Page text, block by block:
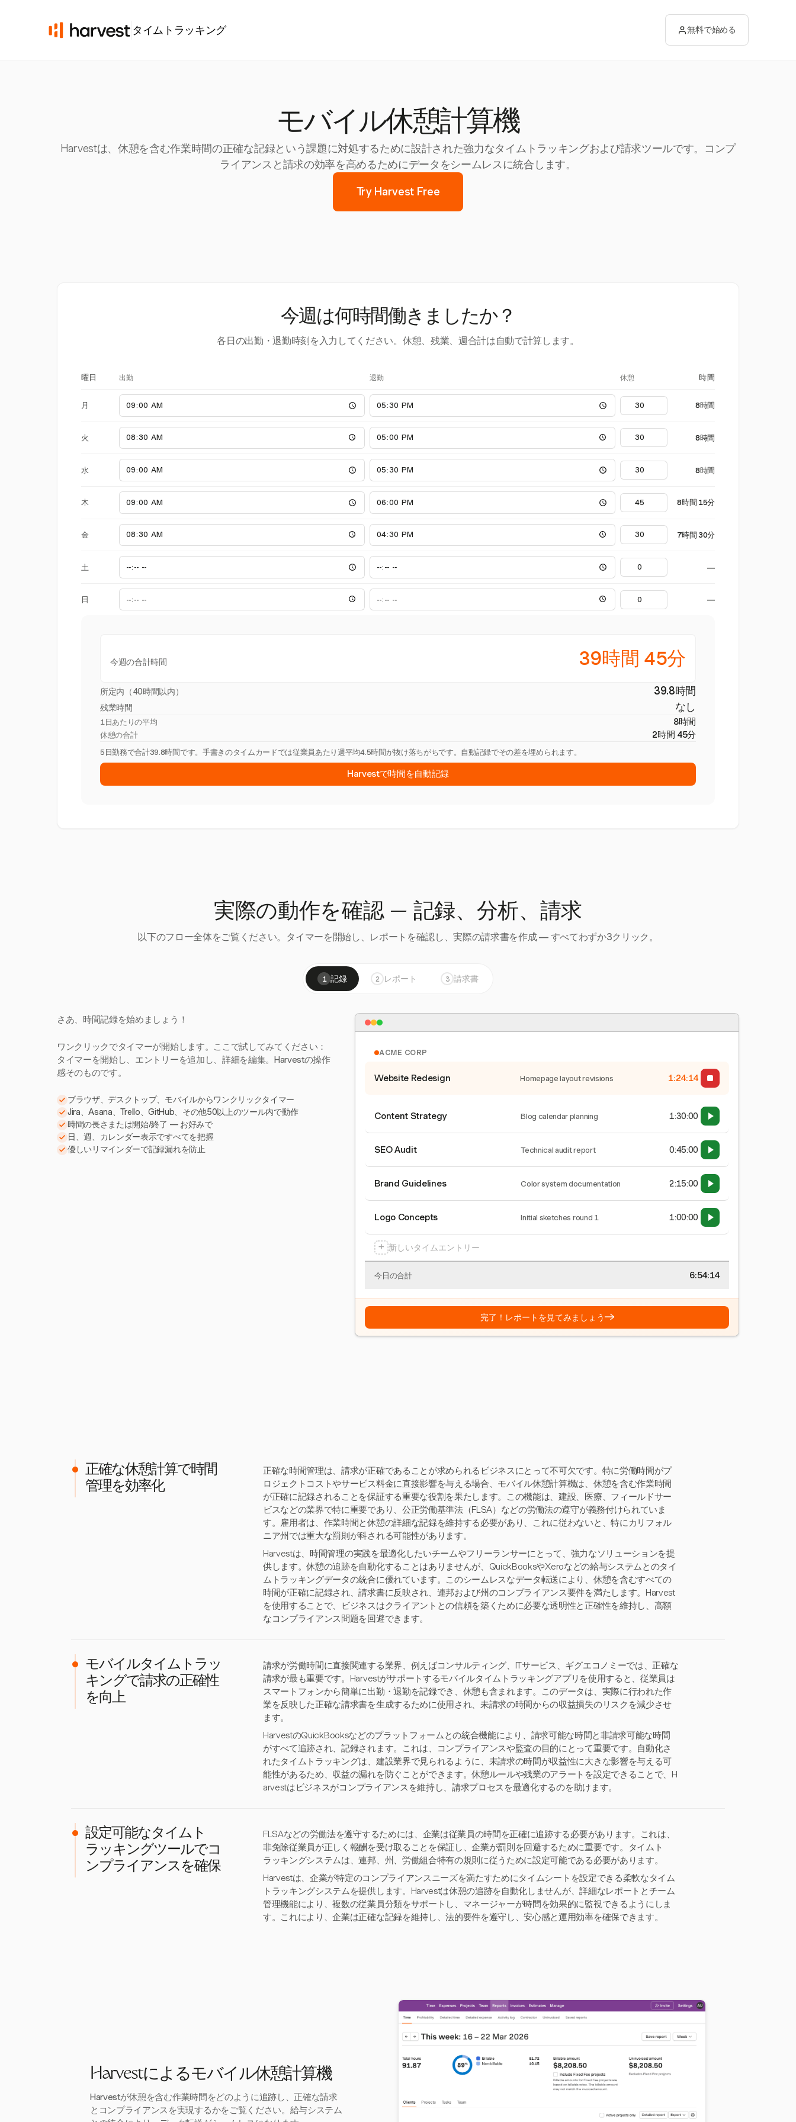
タイムトラッキング 無料で始める
モバイル休憩計算機
Harvestは、休憩を含む作業時間の正確な記録という課題に対処するために設計された強力なタイムトラッキングおよび請求ツールです。コンプ
ライアンスと請求の効率を高めるためにデータをシームレスに統合します。
Try Harvest Free
今週は何時間働きましたか？
各日の出勤・退勤時刻を入力してください。休憩、残業、週合計は自動で計算します。
曜日 出勤 退勤 休憩 時間
月 8時間
火 8時間
水 8時間
木 8時間 15分
金 7時間 30分
土 —
日 —
今週の合計時間 39時間 45分
所定内（40時間以内） 39.8時間
残業時間 なし
1日あたりの平均 8時間
休憩の合計 2時間 45分
5日勤務で合計39.8時間です。手書きのタイムカードでは従業員あたり週平均4.5時間が抜け落ちがちです。自動記録でその差を埋められます。
Harvestで時間を自動記録
実際の動作を確認 — 記録、分析、請求
以下のフロー全体をご覧ください。タイマーを開始し、レポートを確認し、実際の請求書を作成 — すべてわずか3クリック。
1 記録 2 レポート 3 請求書
さあ、時間記録を始めましょう！
ワンクリックでタイマーが開始します。ここで試してみてください：
タイマーを開始し、エントリーを追加し、詳細を編集。Harvestの操作
感そのものです。
ブラウザ、デスクトップ、モバイルからワンクリックタイマー
Jira、Asana、Trello、GitHub、その他50以上のツール内で動作
時間の長さまたは開始/終了 — お好みで
日、週、カレンダー表示ですべてを把握
優しいリマインダーで記録漏れを防止
ACME CORP
Website Redesign Homepage layout revisions 1:24:15
Content Strategy Blog calendar planning 1:30:00
SEO Audit Technical audit report 0:45:00
Brand Guidelines Color system documentation 2:15:00
Logo Concepts Initial sketches round 1 1:00:00
+ 新しいタイムエントリー
今日の合計 6:54:15
完了！レポートを見てみましょう→
正確な休憩計算で時間
管理を効率化
正確な時間管理は、請求が正確であることが求められるビジネスにとって不可欠です。特に労働時間がプ
ロジェクトコストやサービス料金に直接影響を与える場合、モバイル休憩計算機は、休憩を含む作業時間
が正確に記録されることを保証する重要な役割を果たします。この機能は、建設、医療、フィールドサー
ビスなどの業界で特に重要であり、公正労働基準法（FLSA）などの労働法の遵守が義務付けられていま
す。雇用者は、作業時間と休憩の詳細な記録を維持する必要があり、これに従わないと、特にカリフォル
ニア州では重大な罰則が科される可能性があります。
Harvestは、時間管理の実践を最適化したいチームやフリーランサーにとって、強力なソリューションを提
供します。休憩の追跡を自動化することはありませんが、QuickBooksやXeroなどの給与システムとのタイ
ムトラッキングデータの統合に優れています。このシームレスなデータ転送により、休憩を含むすべての
時間が正確に記録され、請求書に反映され、連邦および州のコンプライアンス要件を満たします。Harvest
を使用することで、ビジネスはクライアントとの信頼を築くために必要な透明性と正確性を維持し、高額
なコンプライアンス問題を回避できます。
モバイルタイムトラッ
キングで請求の正確性
を向上
請求が労働時間に直接関連する業界、例えばコンサルティング、ITサービス、ギグエコノミーでは、正確な
請求が最も重要です。Harvestがサポートするモバイルタイムトラッキングアプリを使用すると、従業員は
スマートフォンから簡単に出勤・退勤を記録でき、休憩も含まれます。このデータは、実際に行われた作
業を反映した正確な請求書を生成するために使用され、未請求の時間からの収益損失のリスクを減少させ
ます。
HarvestのQuickBooksなどのプラットフォームとの統合機能により、請求可能な時間と非請求可能な時間
がすべて追跡され、記録されます。これは、コンプライアンスや監査の目的にとって重要です。自動化さ
れたタイムトラッキングは、建設業界で見られるように、未請求の時間が収益性に大きな影響を与える可
能性があるため、収益の漏れを防ぐことができます。休憩ルールや残業のアラートを設定できることで、H
arvestはビジネスがコンプライアンスを維持し、請求プロセスを最適化するのを助けます。
設定可能なタイムト
ラッキングツールでコ
ンプライアンスを確保
FLSAなどの労働法を遵守するためには、企業は従業員の時間を正確に追跡する必要があります。これは、
非免除従業員が正しく報酬を受け取ることを保証し、企業が罰則を回避するために重要です。タイムト
ラッキングシステムは、連邦、州、労働組合特有の規則に従うために設定可能である必要があります。
Harvestは、企業が特定のコンプライアンスニーズを満たすためにタイムシートを設定できる柔軟なタイム
トラッキングシステムを提供します。Harvestは休憩の追跡を自動化しませんが、詳細なレポートとチーム
管理機能により、複数の従業員分類をサポートし、マネージャーが時間を効果的に監視できるようにしま
す。これにより、企業は正確な記録を維持し、法的要件を遵守し、安心感と運用効率を確保できます。
Harvestによるモバイル休憩計算機
Harvestが休憩を含む作業時間をどのように追跡し、正確な請求
とコンプライアンスを実現するかをご覧ください。給与システム